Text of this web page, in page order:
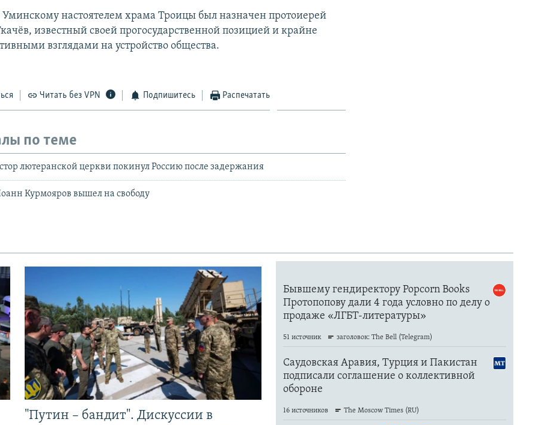
настоятелем храма Троицы был назначен протоиерей
известный своей прогосударственной позицией и крайне
взглядами на устройство общества.
Читать без VPN Подпишитесь Распечатать
по теме
лютеранской церкви покинул Россию после задержания
Курмояров вышел на свободу
"Путин – бандит". Дискуссии в